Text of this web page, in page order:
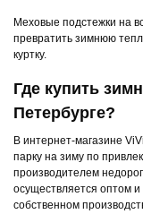
Меховые подстежки на
превратить зимнюю
куртку.
Где купить
Петербурге?
В интернет-магазине
парку на зиму по
производителем
осуществляется оптом
собственном